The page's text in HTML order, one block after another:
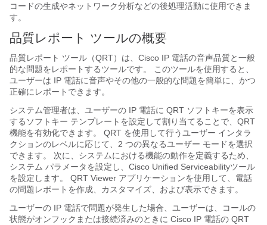
コードの生成やネットワーク分析などの後処理活動に使用できま
す。
品質レポート ツールの概要
品質レポート ツール（QRT）は、Cisco IP 電話の音声品質と一般
的な問題をレポートするツールです。 このツールを使用すると、
ユーザーは IP 電話に音声やその他の一般的な問題を簡単に、かつ
正確にレポートできます。
システム管理者は、ユーザーの IP 電話に QRT ソフトキーを表示
するソフトキー テンプレートを設定して割り当てることで、QRT
機能を有効化できます。 QRT を使用して行うユーザー インタラ
クションのレベルに応じて、2 つの異なるユーザー モードを選択
できます。 次に、システムにおける機能の動作を定義するため、
システム パラメータを設定し、Cisco Unified Serviceabilityツール
を設定します。 QRT Viewer アプリケーションを使用して、電話
の問題レポートを作成、カスタマイズ、および表示できます。
ユーザーの IP 電話で問題が発生した場合、ユーザーは、コールの
状態がオンフックまたは接続済みのときに Cisco IP 電話の QRT